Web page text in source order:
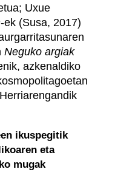
Uxue
-ek (Susa, 2017)
Neguko argiak
azkenaldiko
ikuspegitik
eta
mugak